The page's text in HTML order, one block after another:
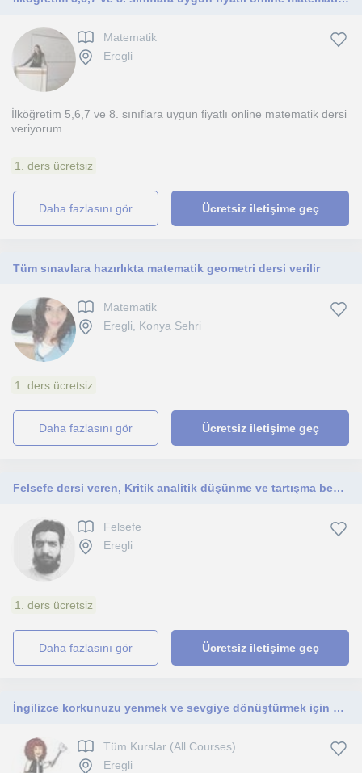
Matematik
Eregli
İlköğretim 5,6,7 ve 8. sınıflara uygun fiyatlı online matematik dersi
veriyorum.
1. ders ücretsiz
daha fazlasını gör Ücretsiz iletişime geç
Tüm sınavlara hazırlıkta matematik geometri dersi verilir
Matematik
Eregli, Konya Sehri
1. ders ücretsiz
daha fazlasını gör Ücretsiz iletişime geç
Felsefe dersi veren, Kritik analitik düşünme ve tartışma becerisi gelişimine yardımcı olan felsefe öğretmeni
Felsefe
Eregli
1. ders ücretsiz
daha fazlasını gör Ücretsiz iletişime geç
İngilizce korkunuzu yenmek ve sevgiye dönüştürmek için burdayım. Eğlenerek öğrenebilirsiniz.
Tüm Kurslar (All Courses)
Eregli